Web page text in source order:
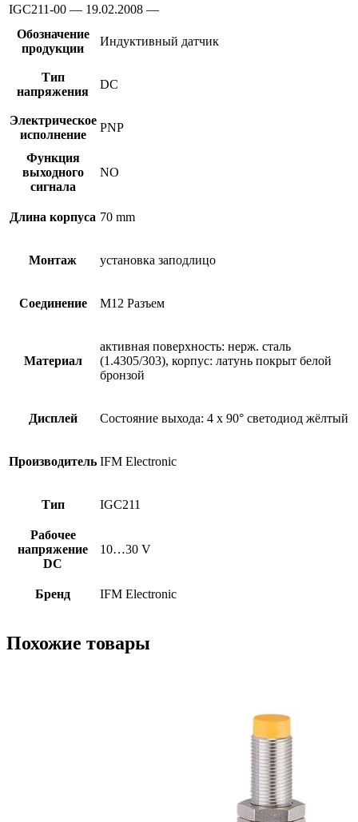
IGC211-00 — 19.02.2008 —
Обозначение
продукции
Индуктивный датчик
Тип
напряжения
DC
Электрическое
исполнение
PNP
Функция
выходного
сигнала
NO
Длина корпуса 70 mm
Монтаж установка заподлицо
Соединение M12 Разъем
Материал
активная поверхность: нерж. сталь
(1.4305/303), корпус: латунь покрыт белой
бронзой
Дисплей Состояние выхода: 4 x 90° светодиод жёлтый
Производитель IFM Electronic
Тип IGC211
Рабочее
напряжение
DC
10…30 V
Бренд IFM Electronic
Похожие товары